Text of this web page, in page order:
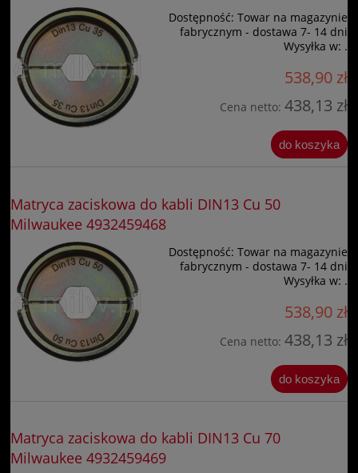
Dostępność: Towar na magazynie
fabrycznym - dostawa 7- 14 dni
Wysyłka w: .
538,90 zł
Cena netto: 438,13 zł
do koszyka
Matryca zaciskowa do kabli DIN13 Cu 50
Milwaukee 4932459468
Dostępność: Towar na magazynie
fabrycznym - dostawa 7- 14 dni
Wysyłka w: .
538,90 zł
Cena netto: 438,13 zł
do koszyka
Matryca zaciskowa do kabli DIN13 Cu 70
Milwaukee 4932459469